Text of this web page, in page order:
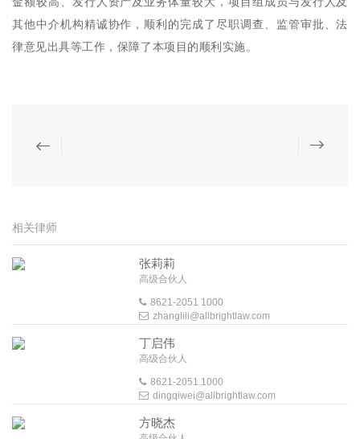
其他中介机构精诚协作，顺利的完成了尽职调查、监管审批、法
律意见出具等工作，保障了本项目的顺利实施。
相关律师
张莉莉
高级合伙人
8621-2051 1000
zhanglili@allbrightlaw.com
丁启伟
高级合伙人
8621-2051 1000
dingqiwei@allbrightlaw.com
方晓杰